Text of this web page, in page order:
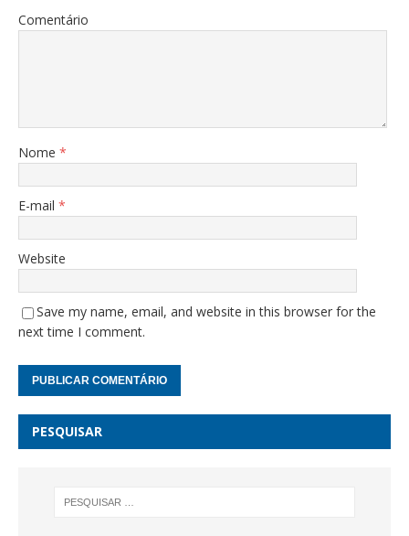
Comentário
Nome *
E-mail *
Website
Save my name, email, and website in this browser for the
next time I comment.
PESQUISAR